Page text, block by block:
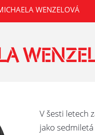
WENZELOVÁ
V šesti letech
jako